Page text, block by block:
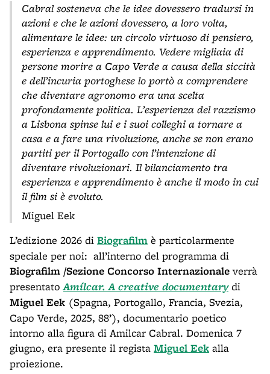
Cabral sosteneva che le idee dovessero tradursi in
azioni e che le azioni dovessero, a loro volta,
alimentare le idee: un circolo virtuoso di pensiero,
esperienza e apprendimento. Vedere migliaia di
persone morire a Capo Verde a causa della siccità
e dell’incuria portoghese lo portò a comprendere
che diventare agronomo era una scelta
profondamente politica. L’esperienza del razzismo
a Lisbona spinse lui e i suoi colleghi a tornare a
casa e a fare una rivoluzione, anche se non erano
partiti per il Portogallo con l’intenzione di
diventare rivoluzionari. Il bilanciamento tra
esperienza e apprendimento è anche il modo in cui
il film si è evoluto.
Miguel Eek
L’edizione 2026 di Biografilm è particolarmente
speciale per noi: all’interno del programma di
Biografilm /Sezione Concorso Internazionaleverrà
presentatoAmílcar. A creative documentarydi
Miguel Eek (Spagna, Portogallo, Francia, Svezia,
Capo Verde, 2025, 88’), documentario poetico
intorno alla figura di Amilcar Cabral. Domenica 7
giugno, era presente il regista Miguel Eek alla
proiezione.